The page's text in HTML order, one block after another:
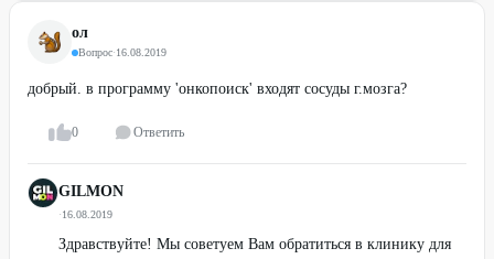
ол
Вопрос·16.08.2019
добрый. в программу 'онкопоиск' входят сосуды г.мозга?
0 Ответить
GILMON
·16.08.2019
Здравствуйте! Мы советуем Вам обратиться в клинику для